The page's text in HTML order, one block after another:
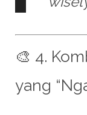
🎨 4.
yang